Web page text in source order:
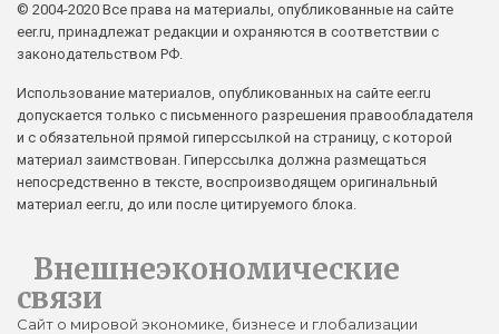
© 2004-2020 Все права на материалы, опубликованные на сайте
eer.ru, принадлежат редакции и охраняются в соответствии с
законодательством РФ.
Использование материалов, опубликованных на сайте eer.ru
допускается только с письменного разрешения правообладателя
и с обязательной прямой гиперссылкой на страницу, с которой
материал заимствован. Гиперссылка должна размещаться
непосредственно в тексте, воспроизводящем оригинальный
материал eer.ru, до или после цитируемого блока.
Внешнеэкономические
связи
Сайт о мировой экономике, бизнесе и глобализации